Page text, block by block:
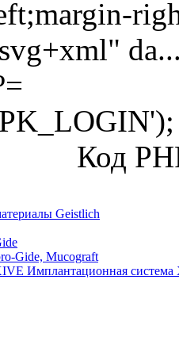
Код
Geistlich
Gide, Mucograft
Имплантационная